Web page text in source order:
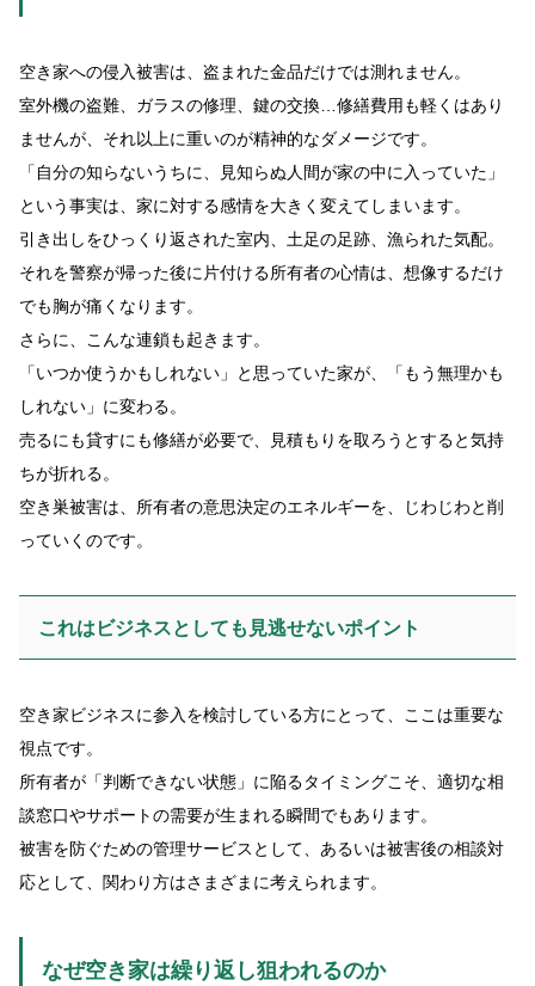
空き家への侵入被害は、盗まれた金品だけでは測れません。
室外機の盗難、ガラスの修理、鍵の交換…修繕費用も軽くはあり
ませんが、それ以上に重いのが精神的なダメージです。
「自分の知らないうちに、見知らぬ人間が家の中に入っていた」
という事実は、家に対する感情を大きく変えてしまいます。
引き出しをひっくり返された室内、土足の足跡、漁られた気配。
それを警察が帰った後に片付ける所有者の心情は、想像するだけ
でも胸が痛くなります。
さらに、こんな連鎖も起きます。
「いつか使うかもしれない」と思っていた家が、「もう無理かも
しれない」に変わる。
売るにも貸すにも修繕が必要で、見積もりを取ろうとすると気持
ちが折れる。
空き巣被害は、所有者の意思決定のエネルギーを、じわじわと削
っていくのです。
これはビジネスとしても見逃せないポイント
空き家ビジネスに参入を検討している方にとって、ここは重要な
視点です。
所有者が「判断できない状態」に陥るタイミングこそ、適切な相
談窓口やサポートの需要が生まれる瞬間でもあります。
被害を防ぐための管理サービスとして、あるいは被害後の相談対
応として、関わり方はさまざまに考えられます。
なぜ空き家は繰り返し狙われるのか